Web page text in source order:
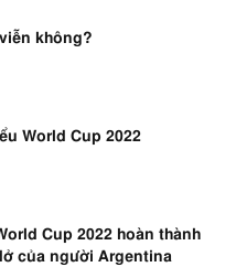
không?
World Cup 2022
Cup 2022 hoàn thành
của người Argentina